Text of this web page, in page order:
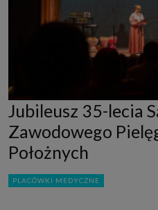
Jubileusz 35-lecia
Zawodowego
Położnych
PLACÓWKI MEDYCZNE